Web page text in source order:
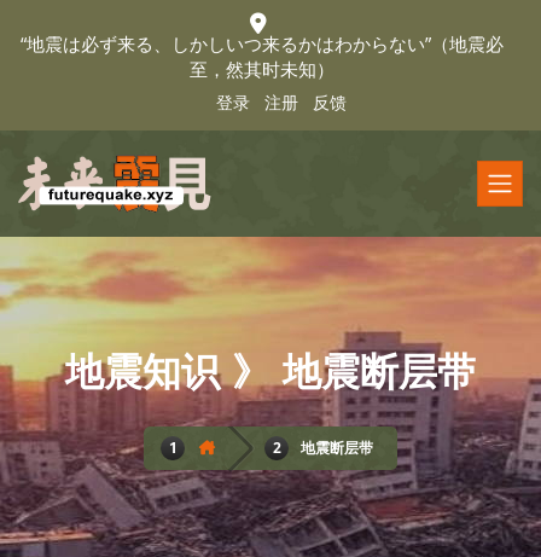
“地震は必ず来る、しかしいつ来るかはわからない”（地震必
至，然其时未知）
登录 注册 反馈
地震知识 》 地震断层带
地震断层带